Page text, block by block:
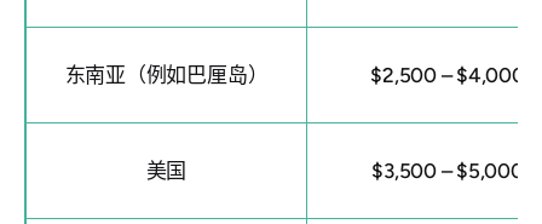
东南亚（例如巴厘岛） $2,500 – $4,000
美国 $3,500 – $5,000